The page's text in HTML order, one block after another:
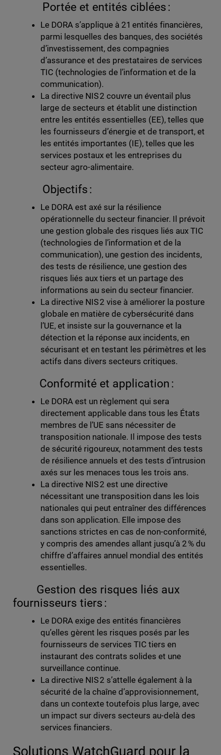
Portée et entités ciblées :
Le DORA s’applique à 21 entités financières,
parmi lesquelles des banques, des sociétés
d’investissement, des compagnies
d’assurance et des prestataires de services
TIC (technologies de l’information et de la
communication).
La directive NIS 2 couvre un éventail plus
large de secteurs et établit une distinction
entre les entités essentielles (EE), telles que
les fournisseurs d’énergie et de transport, et
les entités importantes (IE), telles que les
services postaux et les entreprises du
secteur agro-alimentaire.
Objectifs :
Le DORA est axé sur la résilience
opérationnelle du secteur financier. Il prévoit
une gestion globale des risques liés aux TIC
(technologies de l’information et de la
communication), une gestion des incidents,
des tests de résilience, une gestion des
risques liés aux tiers et un partage des
informations au sein du secteur financier.
La directive NIS 2 vise à améliorer la posture
globale en matière de cybersécurité dans
l’UE, et insiste sur la gouvernance et la
détection et la réponse aux incidents, en
sécurisant et en testant les périmètres et les
actifs dans divers secteurs critiques.
Conformité et application :
Le DORA est un règlement qui sera
directement applicable dans tous les États
membres de l’UE sans nécessiter de
transposition nationale. Il impose des tests
de sécurité rigoureux, notamment des tests
de résilience annuels et des tests d’intrusion
axés sur les menaces tous les trois ans.
La directive NIS 2 est une directive
nécessitant une transposition dans les lois
nationales qui peut entraîner des différences
dans son application. Elle impose des
sanctions strictes en cas de non-conformité,
y compris des amendes allant jusqu’à 2 % du
chiffre d’affaires annuel mondial des entités
essentielles.
Gestion des risques liés aux
fournisseurs tiers :
Le DORA exige des entités financières
qu’elles gèrent les risques posés par les
fournisseurs de services TIC tiers en
instaurant des contrats solides et une
surveillance continue.
La directive NIS 2 s’attelle également à la
sécurité de la chaîne d’approvisionnement,
dans un contexte toutefois plus large, avec
un impact sur divers secteurs au-delà des
services financiers.
Solutions WatchGuard pour la